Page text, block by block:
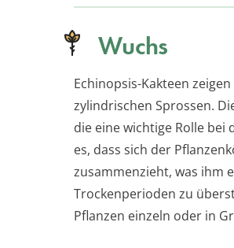
Wuchs
Echinopsis-Kakteen
zylindrischen Sprossen.
die eine wichtige Rolle bei
es, dass sich der
zusammenzieht, was ihm
Trockenperioden zu
Pflanzen einzeln oder in